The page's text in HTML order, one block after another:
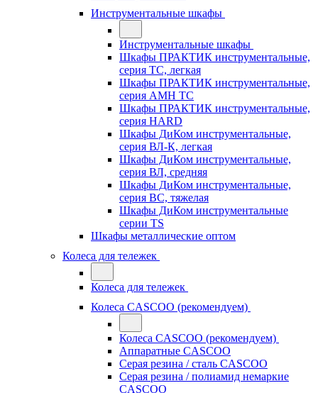
Инструментальные шкафы
Инструментальные шкафы
Шкафы ПРАКТИК инструментальные,
серия ТC, легкая
Шкафы ПРАКТИК инструментальные,
серия AMH TC
Шкафы ПРАКТИК инструментальные,
серия HARD
Шкафы ДиКом инструментальные,
cерия ВЛ-К, легкая
Шкафы ДиКом инструментальные,
серия ВЛ, средняя
Шкафы ДиКом инструментальные,
серия ВС, тяжелая
Шкафы ДиКом инструментальные
серии TS
Шкафы металлические оптом
Колеса для тележек
Колеса для тележек
Колеса CASCOO (рекомендуем)
Колеса CASCOO (рекомендуем)
Аппаратные CASCOO
Серая резина / сталь CASCOO
Серая резина / полиамид немаркие
CASCOO